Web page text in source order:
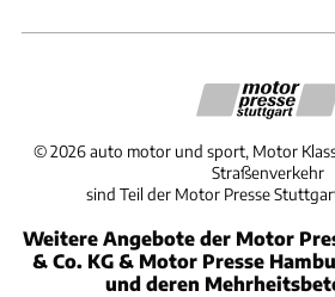
©2026 auto motor und sport, Motor
Straßenverkehr
sind Teil der Motor Presse
Weitere Angebote der Motor
& Co. KG & Motor Presse
und deren